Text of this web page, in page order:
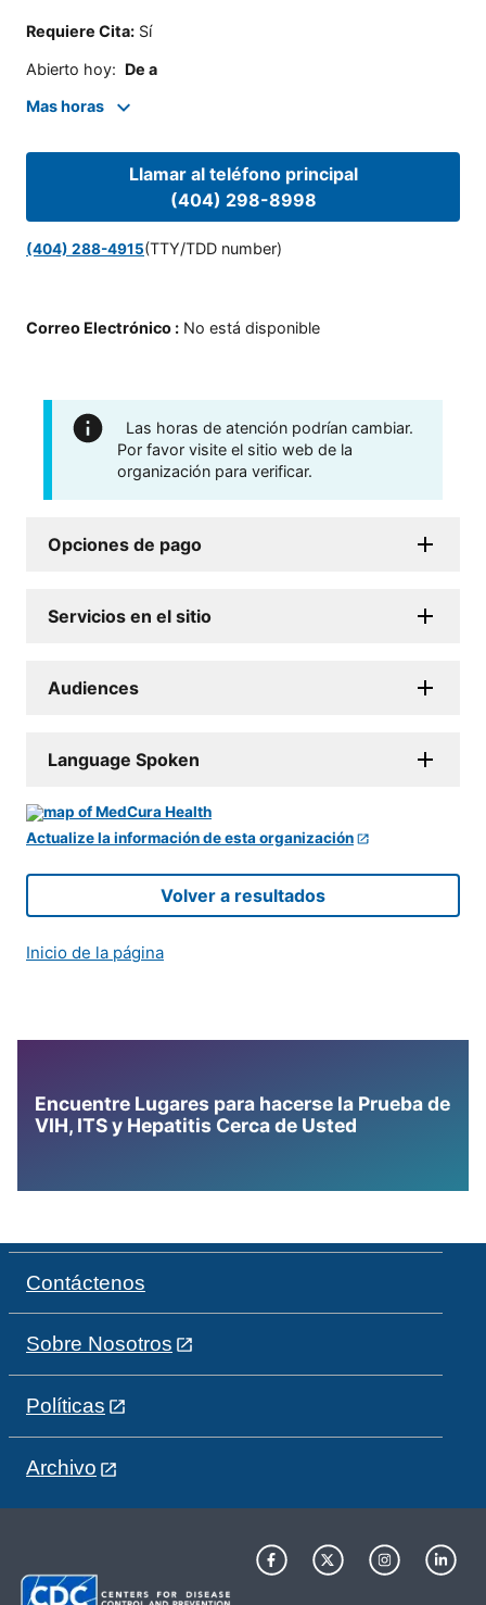
Requiere Cita: Sí
Abierto hoy: De a
Mas horas
Llamar al teléfono principal
(404) 298-8998
(404) 288-4915(TTY/TDD number)
Correo Electrónico : No está disponible
Las horas de atención podrían cambiar.
Por favor visite el sitio web de la
organización para verificar.
Opciones de pago
Servicios en el sitio
Audiences
Language Spoken
Actualize la información de esta organización
Volver a resultados
Inicio de la página
Encuentre Lugares para hacerse la Prueba de
VIH, ITS y Hepatitis Cerca de Usted
Contáctenos
Sobre Nosotros
Políticas
Archivo